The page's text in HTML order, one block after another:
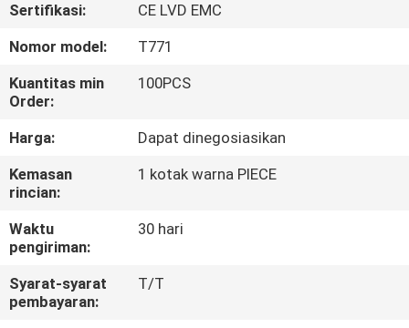
TENTANG
KAMI
TUR
PABRIK
KONTROL
KUALITAS
HUBUNGI
Sertifikasi:
CE LVD EMC
Nomor model:
T771
Kuantitas min
Order:
100PCS
Harga:
Dapat dinegosiasikan
Kemasan
rincian:
1 kotak warna PIECE
Waktu
pengiriman:
30 hari
Syarat-syarat
pembayaran:
T/T